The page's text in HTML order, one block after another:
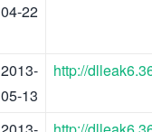
04-22
2013-
05-13
http://